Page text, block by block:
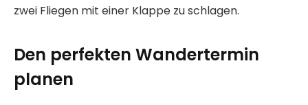
zwei Fliegen mit einer Klappe zu schlagen.
Den perfekten Wandertermin
planen